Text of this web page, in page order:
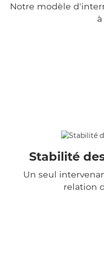
Notre modèle
Stabilité
Un seul
relation